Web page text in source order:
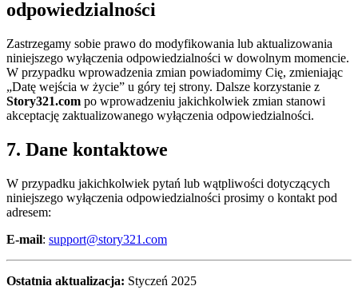
odpowiedzialności
Zastrzegamy sobie prawo do modyfikowania lub aktualizowania
niniejszego wyłączenia odpowiedzialności w dowolnym momencie.
W przypadku wprowadzenia zmian powiadomimy Cię, zmieniając
„Datę wejścia w życie” u góry tej strony. Dalsze korzystanie z
Story321.com po wprowadzeniu jakichkolwiek zmian stanowi
akceptację zaktualizowanego wyłączenia odpowiedzialności.
7. Dane kontaktowe
W przypadku jakichkolwiek pytań lub wątpliwości dotyczących
niniejszego wyłączenia odpowiedzialności prosimy o kontakt pod
adresem:
E-mail: support@story321.com
Ostatnia aktualizacja: Styczeń 2025